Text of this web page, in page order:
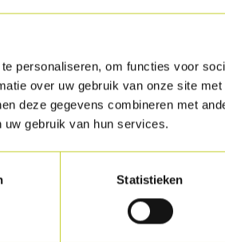
personaliseren, om functies voor
over uw gebruik van onze site
deze gegevens combineren met
gebruik van hun services.
Statistieken
Verkrijgbaar
Specifieke